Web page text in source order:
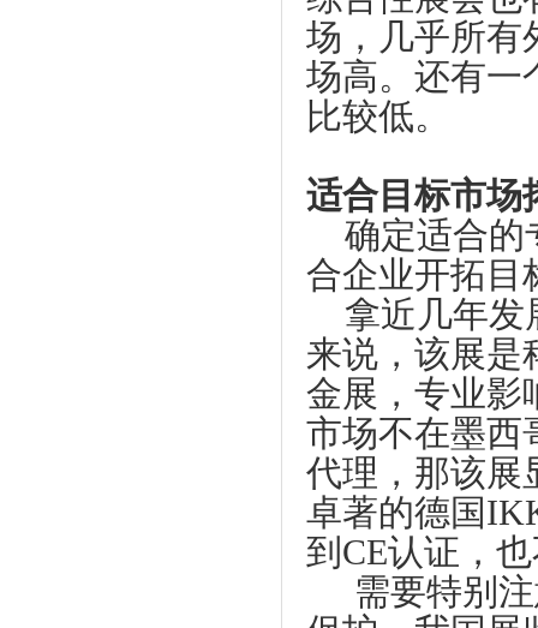
场，几乎所有
场高。还有一
比较低。
适合目标市场
确定适合的
合企业开拓目
拿近几年发
来说，该展是
金展，专业影
市场不在墨
代理，那该展
卓著的德国
到 CE认证，
需要特别